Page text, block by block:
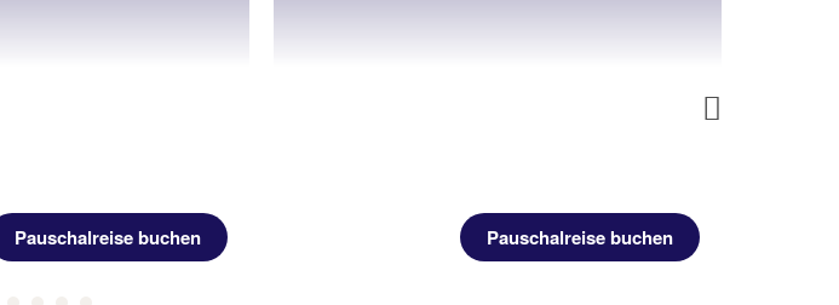
Pauschalreise buchen Pauschalreise buchen